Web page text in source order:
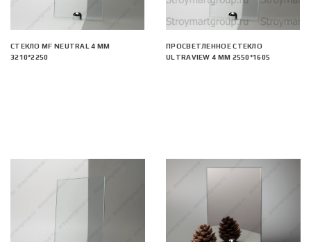
СТЕКЛО MF NEUTRAL 4 ММ
3210*2250
ПРОСВЕТЛЕННОЕ СТЕКЛО
ULTRAVIEW 4 ММ 2550*1605